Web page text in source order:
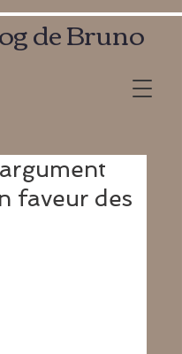
de Bruno
faveur des